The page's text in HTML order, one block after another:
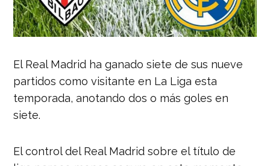
El Real Madrid ha ganado siete de sus nueve
partidos como visitante en La Liga esta
temporada, anotando dos o más goles en
siete.
El control del Real Madrid sobre el título de